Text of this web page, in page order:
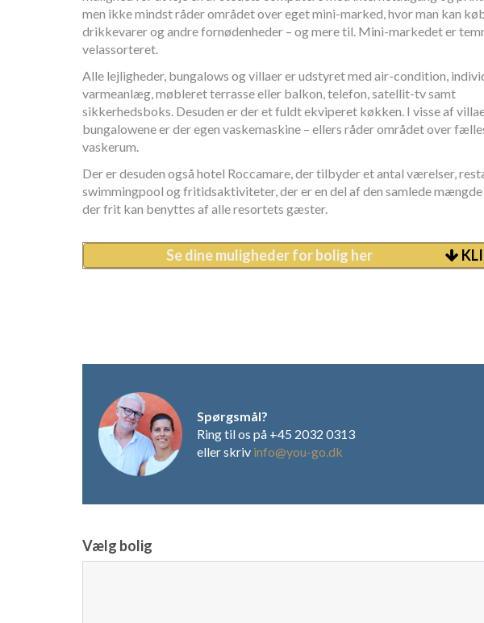
men ikke mindst råder området over eget mini-marked, hvor man kan
drikkevarer og andre fornødenheder – og mere til. Mini-markedet er
velassorteret.
Alle lejligheder, bungalows og villaer er udstyret med air-condition,
varmeanlæg, møbleret terrasse eller balkon, telefon, satellit-tv samt
sikkerhedsboks. Desuden er der et fuldt ekviperet køkken. I visse af
bungalowene er der egen vaskemaskine – ellers råder området over
vaskerum.
Der er desuden også hotel Roccamare, der tilbyder et antal værelser,
swimmingpool og fritidsaktiviteter, der er en del af den samlede
der frit kan benyttes af alle resortets gæster.
Se dine muligheder for bolig her
Spørgsmål?
Ring til os på +45 2032 0313
eller skriv info@you-go.dk
Vælg bolig